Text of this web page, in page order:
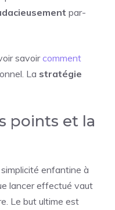
par-
savoircomment
La stratégie
points et la
enfantine à
lancer effectué vaut
Le but ultime est